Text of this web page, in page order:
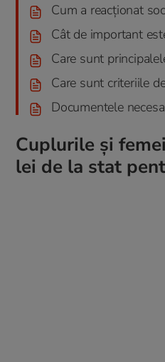
Cum a reacționat
Cât de important
Care sunt
Care sunt criteriile
Documentele
Cuplurile și
lei de la stat